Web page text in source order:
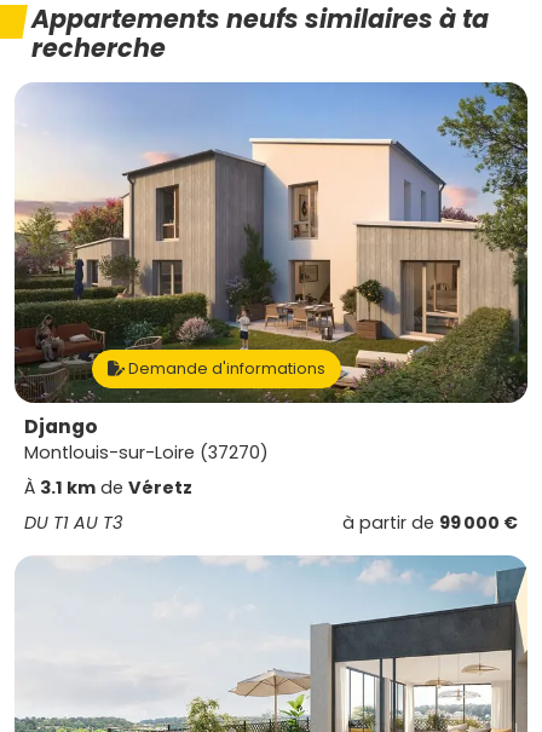
Appartements neufs similaires à ta
recherche
Demande d'informations
Django
Montlouis-sur-Loire (37270)
À 3.1 km de Véretz
DU T1 AU T3
à partir de 99 000 €